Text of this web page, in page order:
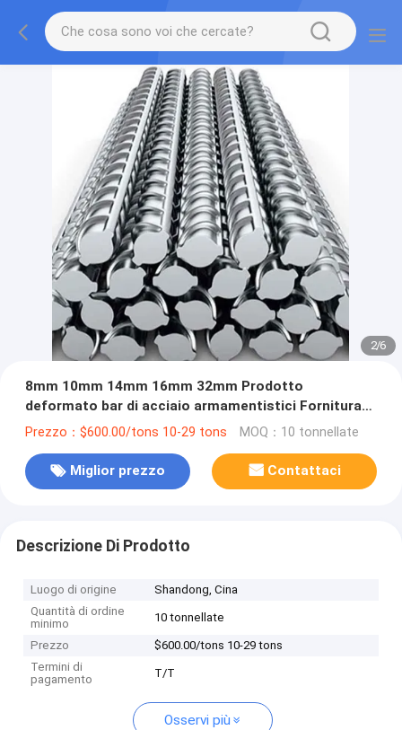
2/6
8mm 10mm 14mm 16mm 32mm Prodotto
deformato bar di acciaio armamentistici Fornitura
con tolleranza ± 1% armamentistici di acciaio a
Prezzo：$600.00/tons 10-29 tons MOQ：10 tonnellate
Miglior prezzo Contattaci
Descrizione Di Prodotto
Luogo di origine
Shandong, Cina
Quantità di ordine
minimo
10 tonnellate
Prezzo
$600.00/tons 10-29 tons
Termini di
pagamento
T/T
Osservi più